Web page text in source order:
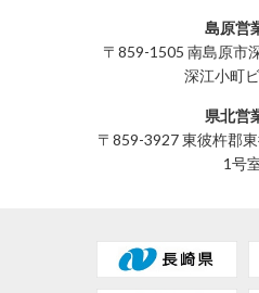
島原営
〒859-1505 南島原市
深江小町
県北営
〒859-3927 東彼杵郡
1号